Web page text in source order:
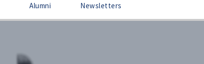
Alumni Newsletters